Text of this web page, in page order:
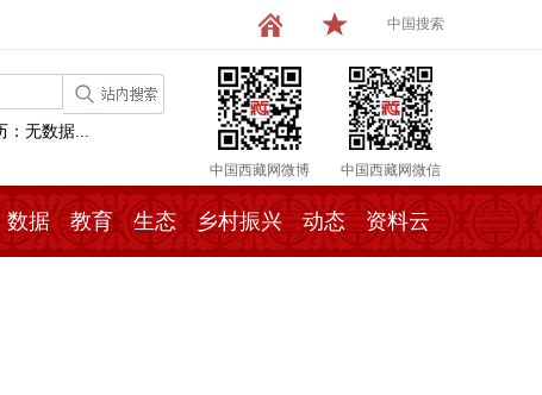
中国搜索
中国西藏网微博 中国西藏网微信
：无数据...
数据 教育 生态 乡村振兴 动态 资料云